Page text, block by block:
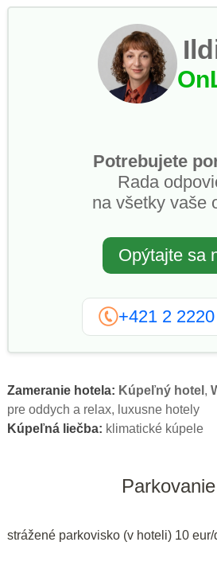
Potrebujete
Rada
na všetky vaše
Opýtajte sa
+421 2
Zameranie hotela: Kúpeľný hotel ,
pre oddych a relax, luxusne hotely
Kúpeľná liečba: klimatické kúpele
Parkovanie
strážené parkovisko (v hoteli) 10 eur/